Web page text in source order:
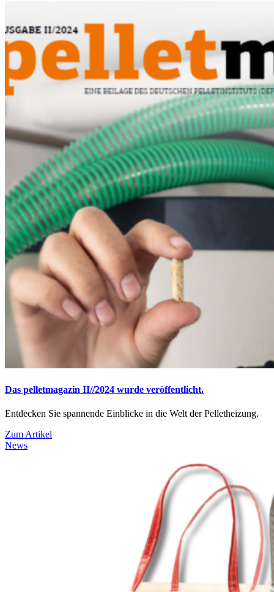
Das pelletmagazin II//2024 wurde veröffentlicht.
Entdecken Sie spannende Einblicke in die Welt der Pelletheizung.
Zum Artikel
News